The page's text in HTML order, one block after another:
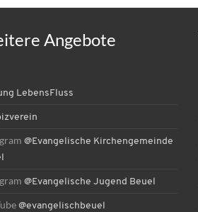
Angebote
LebensFluss
@Evangelische Kirchengemeinde
@Evangelische Jugend Beuel
@evangelischbeuel